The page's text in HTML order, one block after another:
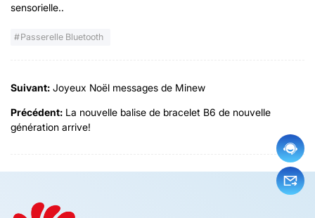
sensorielle..
Passerelle Bluetooth
Suivant: Joyeux Noël messages de Minew
Précédent: La nouvelle balise de bracelet B6 de nouvelle
génération arrive!